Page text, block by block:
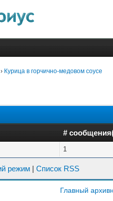
› Курица в горчично-медовом соусе
#
1
режим | Список RSS
Главный